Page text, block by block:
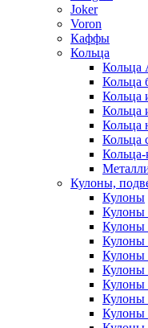
Joker
Voron
Каффы
Кольца
Кольца
Кольца
Кольца
Кольца
Кольца
Кольца
Кольца-
Кулоны,
Кулоны
Кулоны
Кулоны
Кулоны
Кулоны
Кулоны
Кулоны
Кулоны
Кулоны